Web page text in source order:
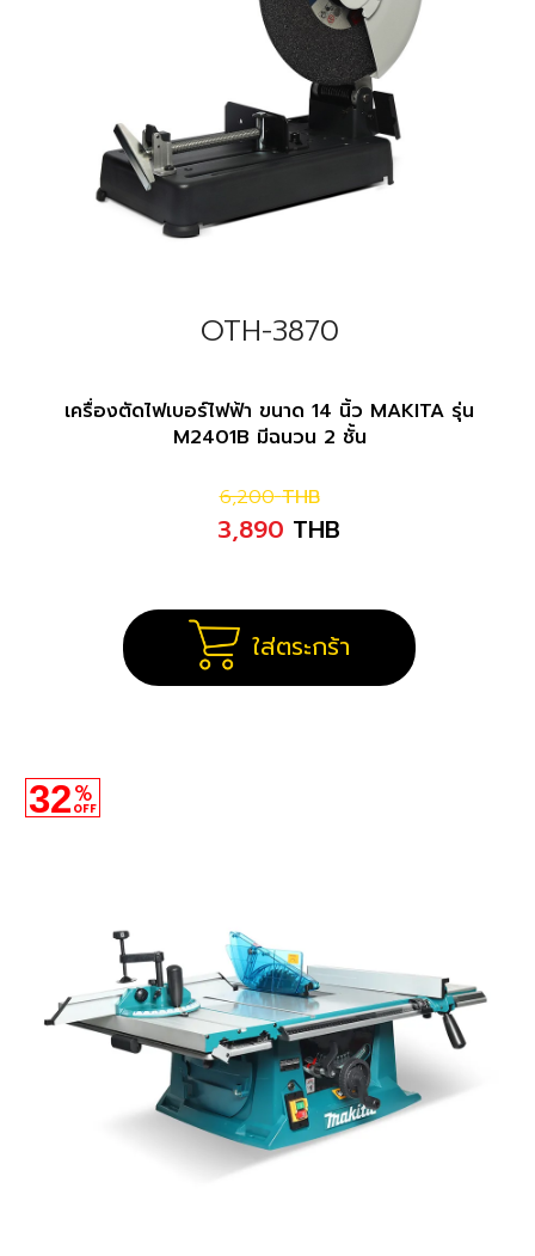
OTH-3870
เครื่องตัดไฟเบอร์ไฟฟ้า ขนาด 14 นิ้ว MAKITA รุ่น
M2401B มีฉนวน 2 ชั้น
6,200 THB
3,890 THB
ใส่ตระกร้า
32%
OFF